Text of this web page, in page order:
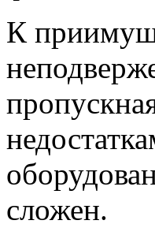
К
сложен.